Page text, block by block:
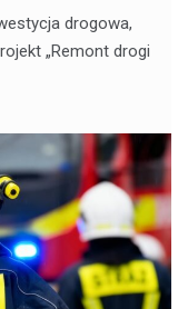
drogowa,
„Remont drogi